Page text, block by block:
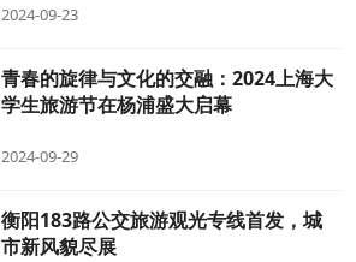
2024-09-23
青春的旋律与文化的交融：2024上海大
学生旅游节在杨浦盛大启幕
2024-09-29
衡阳183路公交旅游观光专线首发，城
市新风貌尽展